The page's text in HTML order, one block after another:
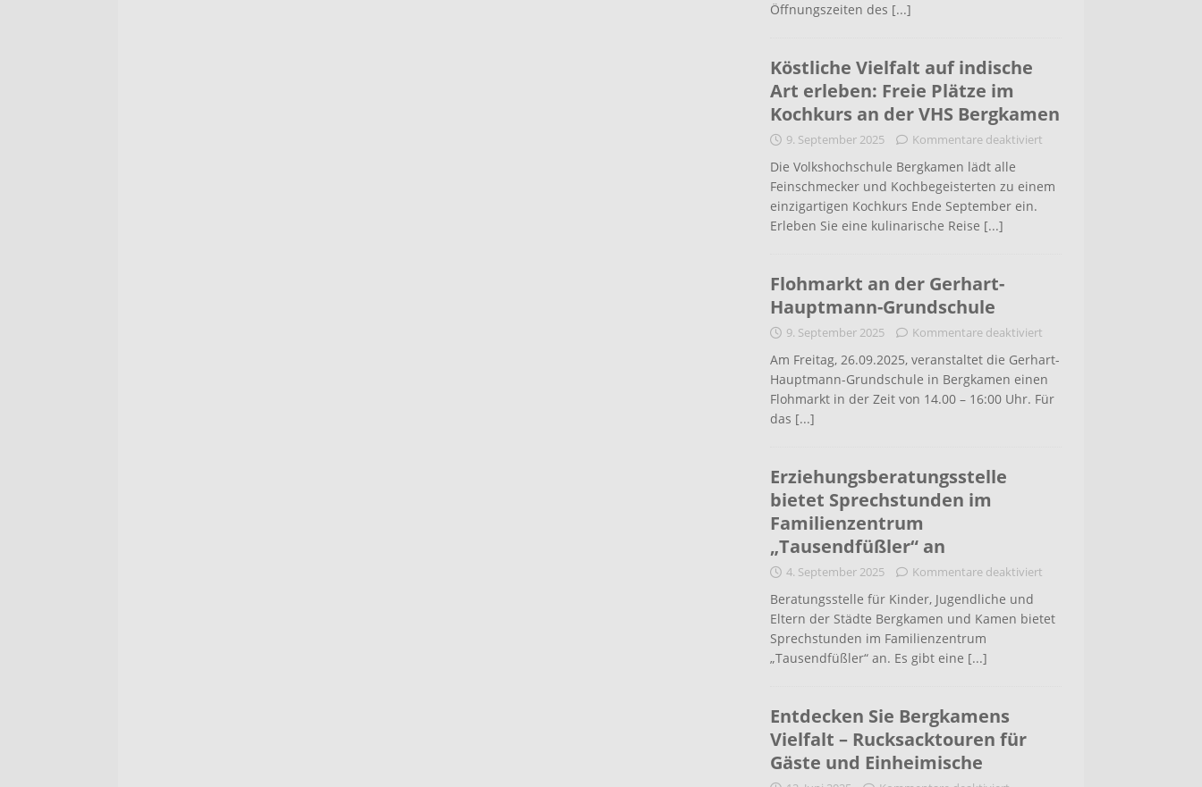
Öffnungszeiten des [...]
Köstliche Vielfalt auf indische
Art erleben: Freie Plätze im
Kochkurs an der VHS Bergkamen
9. September 2025 Kommentare deaktiviert
Die Volkshochschule Bergkamen lädt alle
Feinschmecker und Kochbegeisterten zu einem
einzigartigen Kochkurs Ende September ein.
Erleben Sie eine kulinarische Reise [...]
Flohmarkt an der Gerhart-
Hauptmann-Grundschule
9. September 2025 Kommentare deaktiviert
Am Freitag, 26.09.2025, veranstaltet die Gerhart-
Hauptmann-Grundschule in Bergkamen einen
Flohmarkt in der Zeit von 14.00 – 16:00 Uhr. Für
das [...]
Erziehungsberatungsstelle
bietet Sprechstunden im
Familienzentrum
„Tausendfüßler“ an
4. September 2025 Kommentare deaktiviert
Beratungsstelle für Kinder, Jugendliche und
Eltern der Städte Bergkamen und Kamen bietet
Sprechstunden im Familienzentrum
„Tausendfüßler“ an. Es gibt eine [...]
Entdecken Sie Bergkamens
Vielfalt – Rucksacktouren für
Gäste und Einheimische